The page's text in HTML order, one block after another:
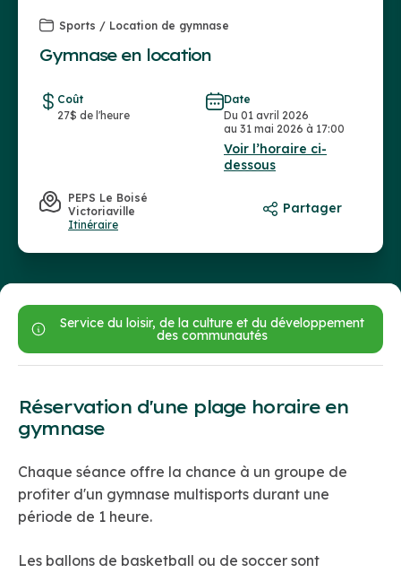
Sports / Location de gymnase
Gymnase en location
Coût
27$ de l'heure
Date
Du 01 avril 2026
au 31 mai 2026 à 17:00
Voir l’horaire ci-
dessous
PEPS Le Boisé
Victoriaville
Itinéraire
Partager
Service du loisir, de la culture et du développement
des communautés
Réservation d'une plage horaire en
gymnase
Chaque séance offre la chance à un groupe de
profiter d'un gymnase multisports durant une
période de 1 heure.
Les ballons de basketball ou de soccer sont